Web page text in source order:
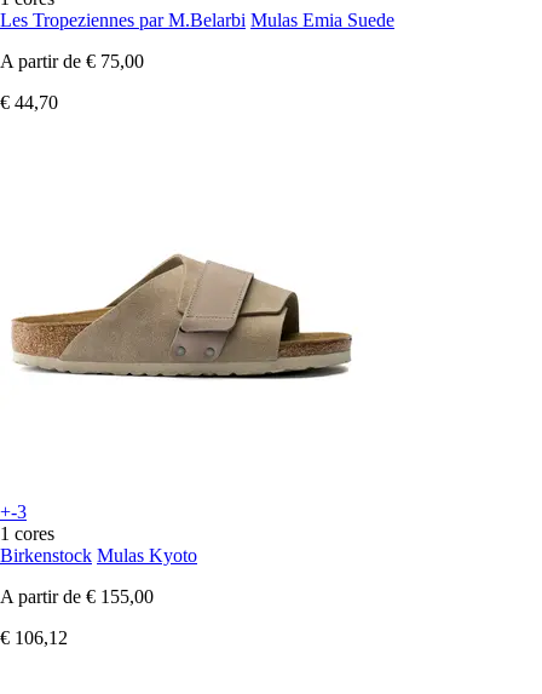
Les Tropeziennes par M.Belarbi Mulas Emia Suede
A partir de € 75,00
€ 44,70
+-3
1 cores
Birkenstock Mulas Kyoto
A partir de € 155,00
€ 106,12